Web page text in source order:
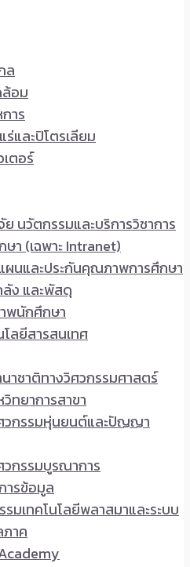
ล
อม
าร
และปิโตรเลียม
ตอร์
นวัตกรรมและบริการวิชาการ
า (เฉพาะ Intranet)
ผนและประกันคุณภาพการศึกษา
ลัง และพัสดุ
นักศึกษา
ลยีสารสนเทศ
าชาติทางวิศวกรรมศาสตร์
ทยาการสาขา
วกรรมหุ่นยนต์และปัญญา
วกรรมบูรณาการ
ารข้อมูล
รมเทคโนโลยีพลาสมาและระบบ
าค